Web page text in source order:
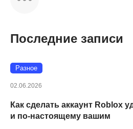
Последние записи
Разное
02.06.2026
Как сделать аккаунт Roblox
и по-настоящему вашим